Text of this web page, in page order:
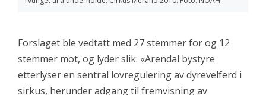
Forslaget ble vedtatt med 27 stemmer for og 12
stemmer mot, og lyder slik: «Arendal bystyre
etterlyser en sentral lovregulering av dyrevelferd i
sirkus, herunder adgang til fremvisning av